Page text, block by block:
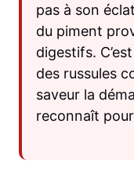
pas à son
du piment
digestifs.
des russules
saveur la
reconnaît